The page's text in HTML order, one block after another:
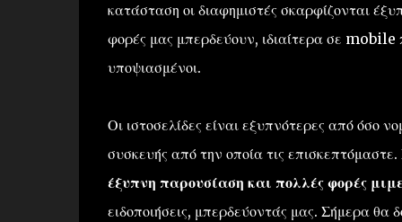
κατάσταση οι διαφημιστές σκαρφίζονται
φορές μας μπερδεύουν, ιδιαίτερα σε
υποψιασμένοι.
Οι ιστοσελίδες είναι εξυπνότερες από όσο
συσκευής από την οποία τις επισκεπτόμαστε.
έξυπνη παρουσίαση και πολλές φορές
ειδοποιήσεις, μπερδεύοντάς μας. Σήμερα